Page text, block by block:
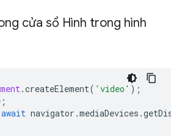
cửa sổ Hình trong hình
.createElement( 'video' );
;
await navigator .mediaDevices .